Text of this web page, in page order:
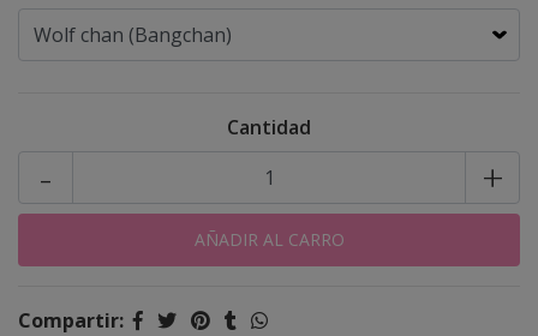
Cantidad
+
-
Compartir: